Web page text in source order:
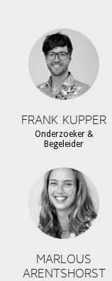
FRANK KUPPER
Onderzoeker &
Begeleider
MARLOUS
ARENTSHORST